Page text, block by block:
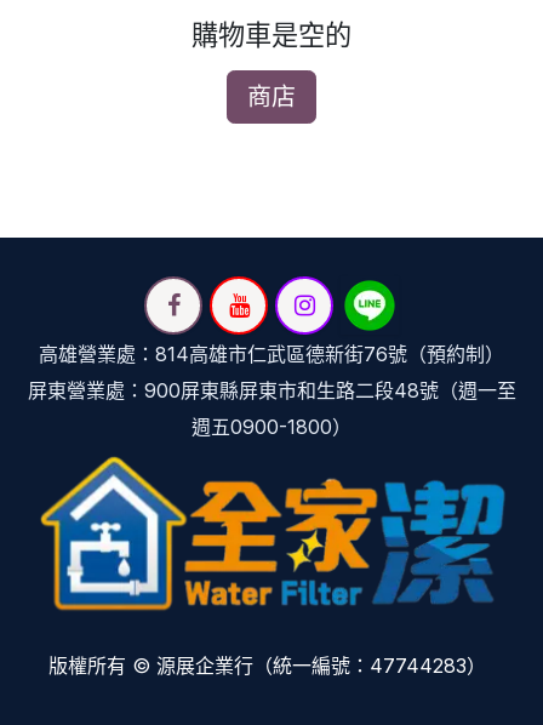
購物車是空的
商店
高雄營業處：814高雄市仁武區德新街76號（預約制）
屏東營業處：900屏東縣屏東市和生路二段48號（週一至
週五0900-1800）
版權所有 © 源展企業行（統一編號：47744283）